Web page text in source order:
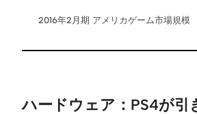
2016年2月期 アメリカゲーム市場規模
ハードウェア：PS4が引